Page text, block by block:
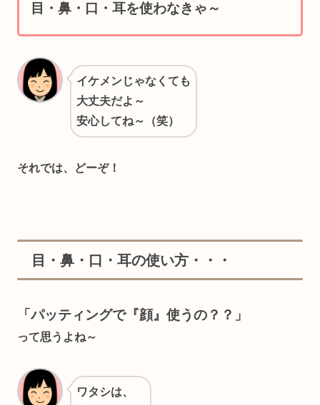
目・鼻・口・耳を使わなきゃ～
イケメンじゃなくても
大丈夫だよ～
安心してね～（笑）
それでは、どーぞ！
目・鼻・口・耳の使い方・・・
「パッティングで『顔』使うの？？」
って思うよね～
ワタシは、